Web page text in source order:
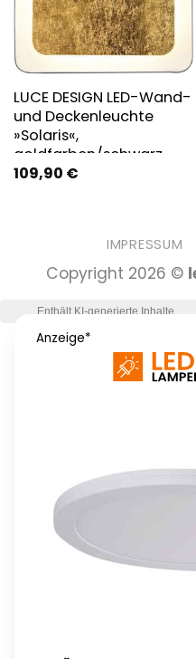
LUCE DESIGN LED-Wand-
und Deckenleuchte
»Solaris«,
goldfarben/schwarz,
inkl. Leuchtmittel, Breite:
109,90 €
IMPRESSUM
Copyright 2026 ©
Anzeige*